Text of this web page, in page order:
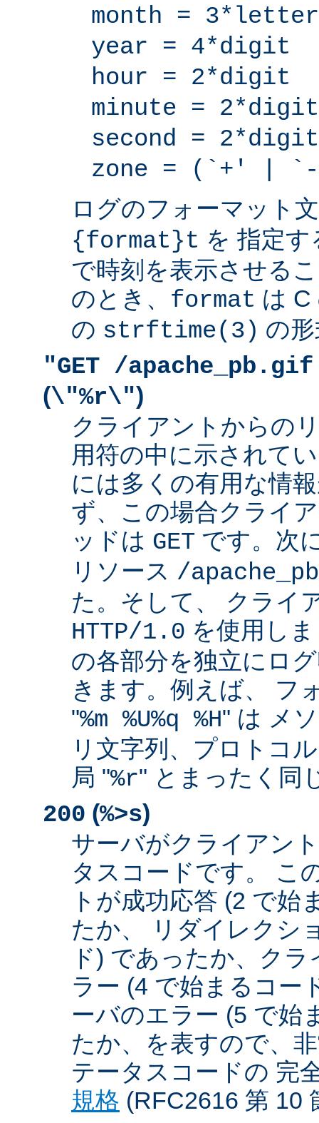
month = 3*letter
year = 4*digit
hour = 2*digit
minute = 2*digit
second = 2*digit
zone = (`+' |
ログのフォーマット
{format}t を 指定
で時刻を表示させる
のとき、 format は C
の strftime(3) の
"GET /
(\"%r\")
クライアントからの
用符の中に示されて
には多くの有用な情
ず、この場合クライ
ッドは GET です。次
リソース /
た。そして、 クライ
HTTP/1.0 を使用し
の各部分を独立にロ
きます。例えば、 フ
"%m %U%q %H" は メ
リ文字列、プロトコ
局 "%r" とまったく同
200 (%>s)
サーバがクライアン
タスコードです。 こ
トが成功応答 (2 で始
たか、 リダイレクシ
ド) であったか、ク
ラー (4 で始まるコー
ーバのエラー (5 で始
たか、を表すので、
テータスコードの 完
規格 (RFC2616 第 10